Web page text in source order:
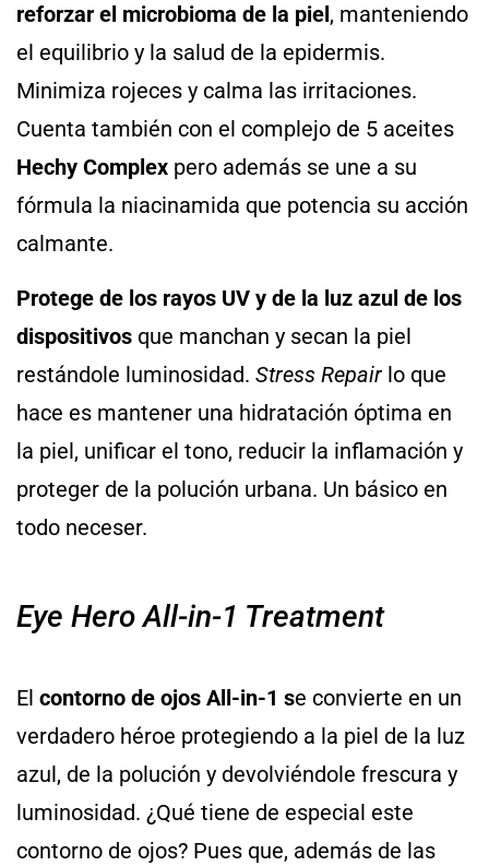
reforzar el microbioma de la piel, manteniendo
el equilibrio y la salud de la epidermis.
Minimiza rojeces y calma las irritaciones.
Cuenta también con el complejo de 5 aceites
Hechy Complex pero además se une a su
fórmula la niacinamida que potencia su acción
calmante.
Protege de los rayos UV y de la luz azul de los
dispositivos que manchan y secan la piel
restándole luminosidad. Stress Repair lo que
hace es mantener una hidratación óptima en
la piel, unificar el tono, reducir la inflamación y
proteger de la polución urbana. Un básico en
todo neceser.
Eye Hero All-in-1 Treatment
El contorno de ojos All-in-1 se convierte en un
verdadero héroe protegiendo a la piel de la luz
azul, de la polución y devolviéndole frescura y
luminosidad. ¿Qué tiene de especial este
contorno de ojos? Pues que, además de las